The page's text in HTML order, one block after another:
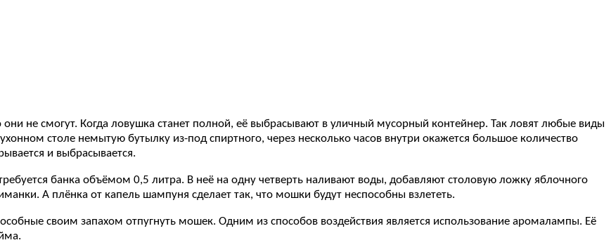
не смогут. Когда ловушка станет полной, её выбрасывают в уличный мусорный контейнер. Так ловят любые виды
столе немытую бутылку из-под спиртного, через несколько часов внутри окажется большое количество
и выбрасывается.
банка объёмом 0,5 литра. В неё на одну четверть наливают воды, добавляют столовую ложку яблочного
А плёнка от капель шампуня сделает так, что мошки будут неспособны взлететь.
своим запахом отпугнуть мошек. Одним из способов воздействия является использование аромалампы. Её